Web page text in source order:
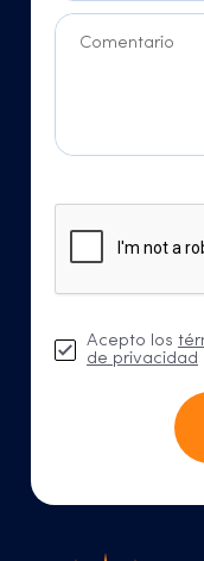
Comentario
Acepto los
de privacidad